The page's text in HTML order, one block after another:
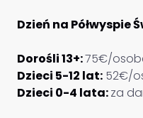
Dzień na Półwyspie
Dorośli 13+:75€/
Dzieci 5-12 lat: 52€/
Dzieci 0-4 lata:za